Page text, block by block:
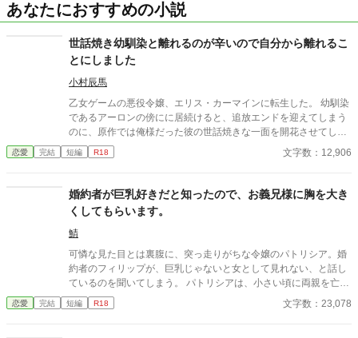
あなたにおすすめの小説
世話焼き幼馴染と離れるのが辛いので自分から離れるこ
とにしました
小村辰馬
乙女ゲームの悪役令嬢、エリス・カーマインに転生した。 幼馴染
であるアーロンの傍にに居続けると、追放エンドを迎えてしまう
のに、原作では俺様だった彼の世話焼きな一面を開花させてしま
い、居心地の良い彼のそばを離れるのが辛くなってしまう。 なら
ば彼の代わりに男友達を作ろうと画策するがーー
恋愛 完結 短編 R18 文字数：12,906
婚約者が巨乳好きだと知ったので、お義兄様に胸を大き
くしてもらいます。
鯖
可憐な見た目とは裏腹に、突っ走りがちな令嬢のパトリシア。婚
約者のフィリップが、巨乳じゃないと女として見れない、と話し
ているのを聞いてしまう。 パトリシアは、小さい頃に両親を亡く
し、母の弟である伯爵家で、本当の娘の様に育てられた。お世話
になった家族の為にも、幸せな結婚生活を送らねばならないと、
恋愛 完結 短編 R18 文字数：23,078